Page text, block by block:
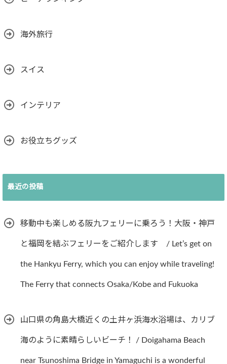
海外旅行
スイス
インテリア
お役立ちグッズ
最近の投稿
移動中も楽しめる阪九フェリーに乗ろう！大阪・神戸
と福岡を結ぶフェリーをご紹介します / Let’s get on
the Hankyu Ferry, which you can enjoy while traveling!
The Ferry that connects Osaka/Kobe and Fukuoka
山口県の角島大橋近くの土井ヶ浜海水浴場は、カリブ
海のように素晴らしいビーチ！ / Doigahama Beach
near Tsunoshima Bridge in Yamaguchi is a wonderful